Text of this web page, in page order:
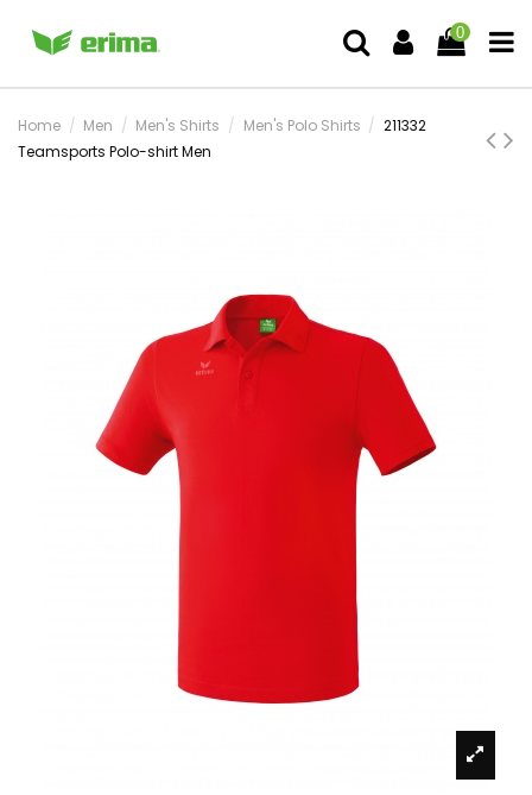
0
Home Men Men's Shirts Men's Polo Shirts
211332
Teamsports Polo-shirt Men